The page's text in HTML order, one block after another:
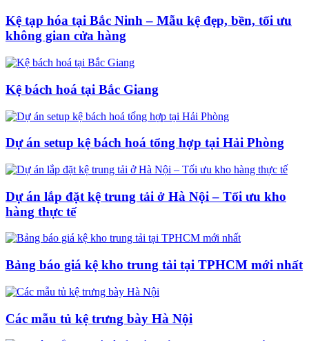
Kệ tạp hóa tại Bắc Ninh – Mẫu kệ đẹp, bền, tối ưu
không gian cửa hàng
Kệ bách hoá tại Bắc Giang
Dự án setup kệ bách hoá tổng hợp tại Hải Phòng
Dự án lắp đặt kệ trung tải ở Hà Nội – Tối ưu kho
hàng thực tế
Bảng báo giá kệ kho trung tải tại TPHCM mới nhất
Các mẫu tủ kệ trưng bày Hà Nội